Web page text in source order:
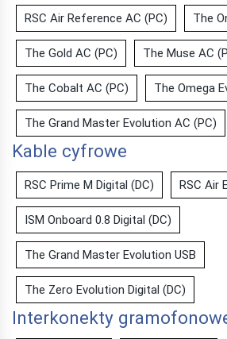
RSC Air Reference AC (PC) The
The Gold AC (PC) The Muse AC
The Cobalt AC (PC) The Omega
The Grand Master Evolution AC (PC)
Kable cyfrowe
RSC Prime M Digital (DC) RSC Air
ISM Onboard 0.8 Digital (DC)
The Grand Master Evolution USB
The Zero Evolution Digital (DC)
Interkonekty